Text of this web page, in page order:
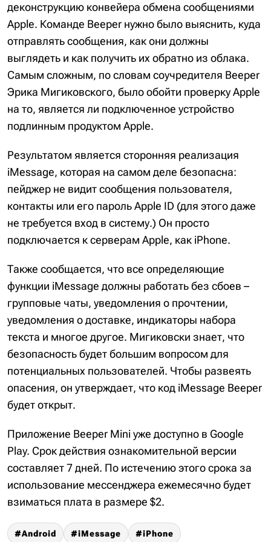
деконструкцию конвейера обмена сообщениями
Apple. Команде Beeper нужно было выяснить, куда
отправлять сообщения, как они должны
выглядеть и как получить их обратно из облака.
Самым сложным, по словам соучредителя Beeper
Эрика Мигиковского, было обойти проверку Apple
на то, является ли подключенное устройство
подлинным продуктом Apple.
Результатом является сторонняя реализация
iMessage, которая на самом деле безопасна:
пейджер не видит сообщения пользователя,
контакты или его пароль Apple ID (для этого даже
не требуется вход в систему.) Он просто
подключается к серверам Apple, как iPhone.
Также сообщается, что все определяющие
функции iMessage должны работать без сбоев –
групповые чаты, уведомления о прочтении,
уведомления о доставке, индикаторы набора
текста и многое другое. Мигиковски знает, что
безопасность будет большим вопросом для
потенциальных пользователей. Чтобы развеять
опасения, он утверждает, что код iMessage Beeper
будет открыт.
Приложение Beeper Mini уже доступно в Google
Play. Срок действия ознакомительной версии
составляет 7 дней. По истечению этого срока за
использование мессенджера ежемесячно будет
взиматься плата в размере $2.
Android iMessage iPhone